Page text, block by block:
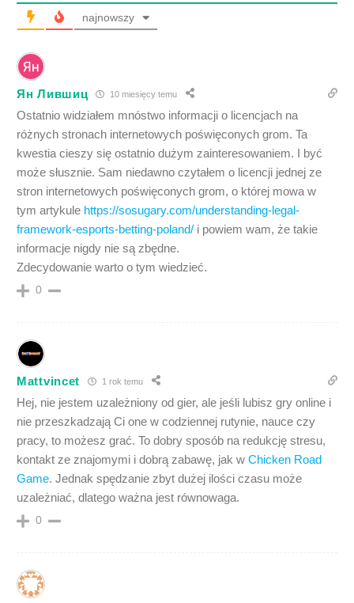
najnowszy
Ян Лившиц 10 miesięcy temu
Ostatnio widziałem mnóstwo informacji o licencjach na
różnych stronach internetowych poświęconych grom. Ta
kwestia cieszy się ostatnio dużym zainteresowaniem. I być
może słusznie. Sam niedawno czytałem o licencji jednej ze
stron internetowych poświęconych grom, o której mowa w
tym artykule https://sosugary.com/understanding-legal-
framework-esports-betting-poland/ i powiem wam, że takie
informacje nigdy nie są zbędne.
Zdecydowanie warto o tym wiedzieć.
0
Mattvincet 1 rok temu
Hej, nie jestem uzależniony od gier, ale jeśli lubisz gry online i
nie przeszkadzają Ci one w codziennej rutynie, nauce czy
pracy, to możesz grać. To dobry sposób na redukcję stresu,
kontakt ze znajomymi i dobrą zabawę, jak w Chicken Road
Game. Jednak spędzanie zbyt dużej ilości czasu może
uzależniać, dlatego ważna jest równowaga.
0